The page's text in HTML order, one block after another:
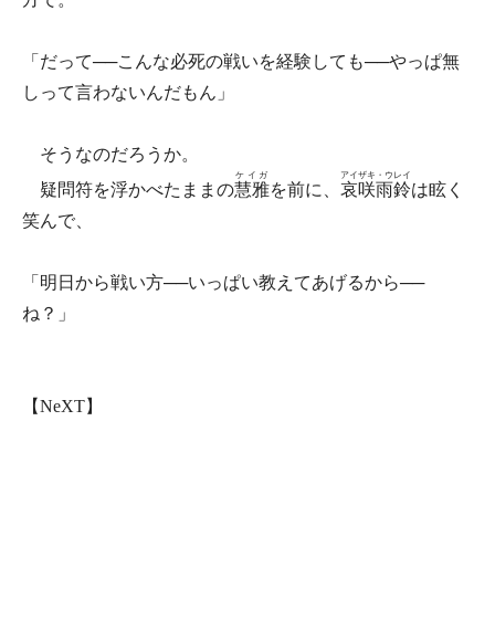
「だって──こんな必死の戦いを経験しても──やっぱ無
しって言わないんだもん」
そうなのだろうか。
疑問符を浮かべたままの慧雅
ケイガ
を前に、 哀咲雨鈴
アイザキ・ウレイ
は眩く
笑んで、
「明日から戦い方──いっぱい教えてあげるから──
ね？」
【NeXT】